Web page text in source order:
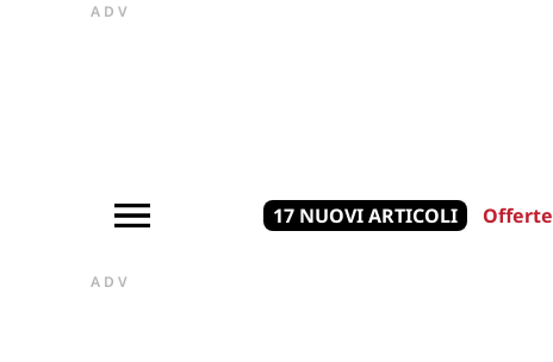
ADV
17 NUOVI ARTICOLI Offerte
ADV